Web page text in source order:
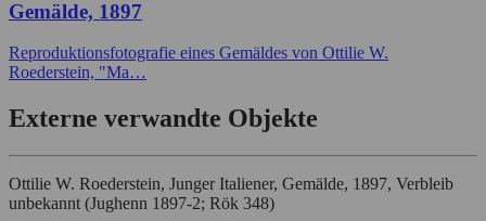
Gemälde, 1897
Reproduktionsfotografie eines Gemäldes von Ottilie W.
Roederstein, "Ma…
Externe verwandte Objekte
Ottilie W. Roederstein, Junger Italiener, Gemälde, 1897, Verbleib
unbekannt (Jughenn 1897-2; Rök 348)